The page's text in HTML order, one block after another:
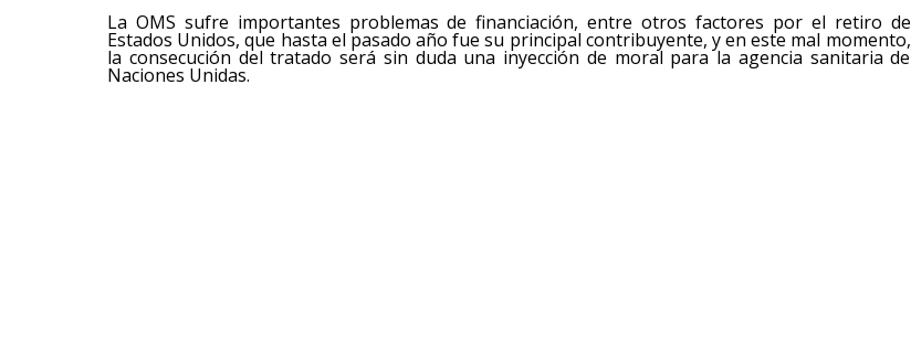
La OMS sufre importantes problemas de financiación, entre otros factores por el retiro de
Estados Unidos, que hasta el pasado año fue su principal contribuyente, y en este mal momento,
la consecución del tratado será sin duda una inyección de moral para la agencia sanitaria de
Naciones Unidas.